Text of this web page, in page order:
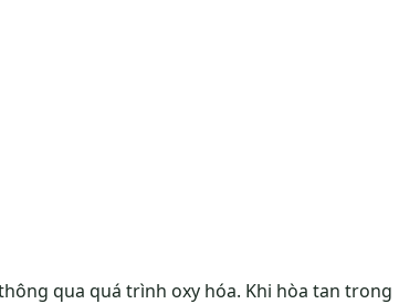
qua quá trình oxy hóa. Khi hòa tan trong